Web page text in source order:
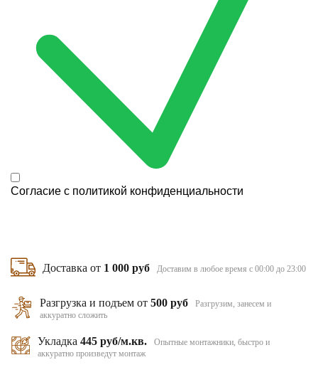
Согласие с политикой конфиденциальности
Доставка от 1 000 руб Доставим в любое время с 00:00 до 23:00
Разгрузка и подъем от500 руб
Разгрузим, занесем и
аккуратно сложить
Укладка 445 руб/м.кв.
Опытные монтажники, быстро и
аккуратно произведут монтаж